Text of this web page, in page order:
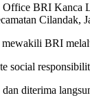
BRI
Cilandak,
BRI
social
diterima